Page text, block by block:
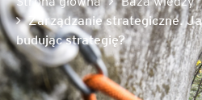
Zarządzanie strategiczne.
budując strategię?